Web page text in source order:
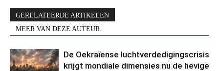
GERELATEERDE ARTIKELEN
MEER VAN DEZE AUTEUR
De Oekraïense luchtverdedigingscrisis
krijgt mondiale dimensies nu de hevige